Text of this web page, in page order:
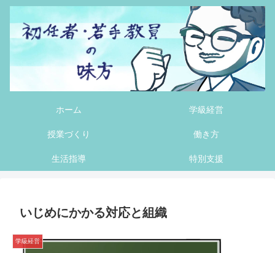
ホーム 学級経営
授業づくり 働き方
生活指導 特別支援
いじめにかかる対応と組織
学級経営